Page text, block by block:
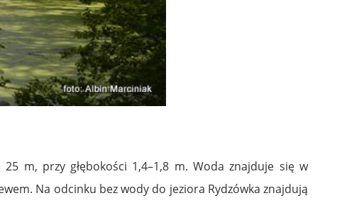
m, przy głębokości 1,4–1,8 m. Woda znajduje się w
Na odcinku bez wody do jeziora Rydzówka znajdują